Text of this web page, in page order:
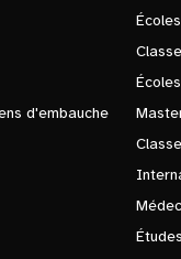
d'embauche